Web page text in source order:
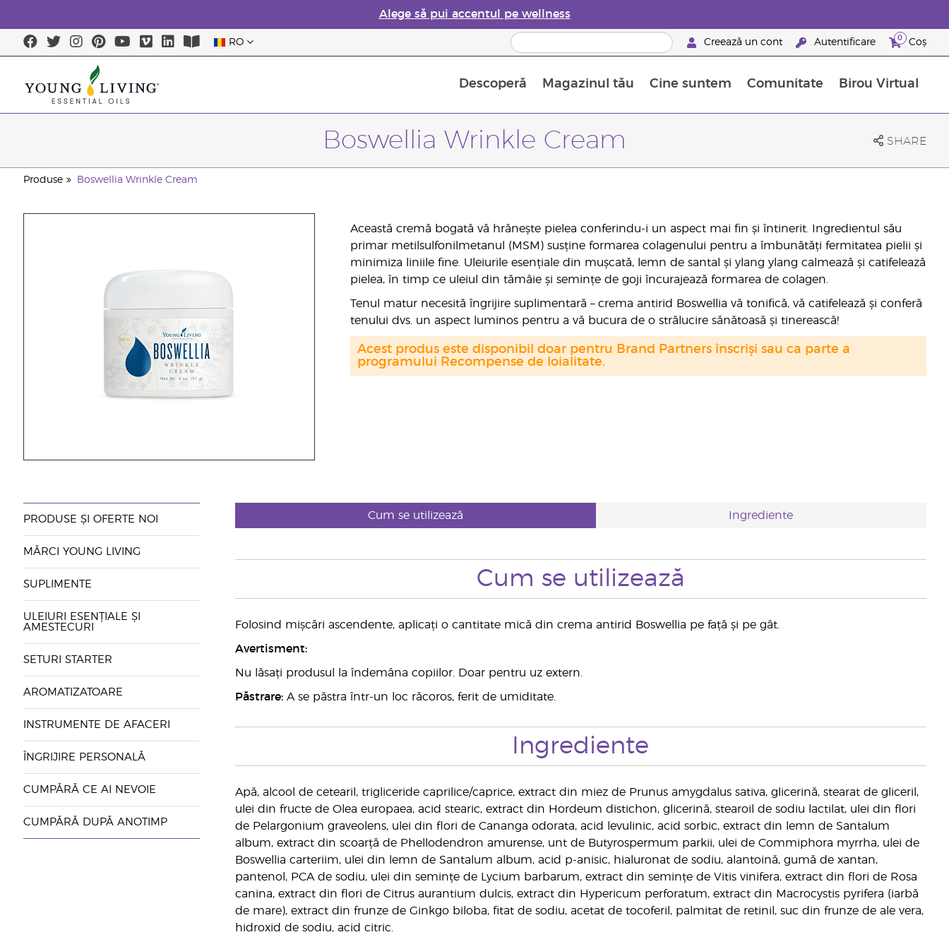
Alege să pui accentul pe wellness
RO Creează un cont Autentificare 0 Coș
Descoperă Magazinul tău Cine suntem Comunitate Birou Virtual
Boswellia Wrinkle Cream SHARE
Produse Boswellia Wrinkle Cream
Această cremă bogată vă hrănește pielea conferindu-i un aspect mai fin și întinerit. Ingredientul său
primar metilsulfonilmetanul (MSM) susține formarea colagenului pentru a îmbunătăți fermitatea pielii și
minimiza liniile fine. Uleiurile esențiale din mușcată, lemn de santal și ylang ylang calmează și catifelează
pielea, în timp ce uleiul din tămâie și semințe de goji încurajează formarea de colagen.
Tenul matur necesită îngrijire suplimentară – crema antirid Boswellia vă tonifică, vă catifelează și conferă
tenului dvs. un aspect luminos pentru a vă bucura de o strălucire sănătoasă și tinerească!
Acest produs este disponibil doar pentru Brand Partners înscriși sau ca parte a
programului Recompense de loialitate.
PRODUSE ȘI OFERTE NOI
MĂRCI YOUNG LIVING
SUPLIMENTE
ULEIURI ESENȚIALE ȘI
AMESTECURI
SETURI STARTER
AROMATIZATOARE
INSTRUMENTE DE AFACERI
ÎNGRIJIRE PERSONALĂ
CUMPĂRĂ CE AI NEVOIE
CUMPĂRĂ DUPĂ ANOTIMP
Cum se utilizează Ingrediente
Cum se utilizează
Folosind mișcări ascendente, aplicați o cantitate mică din crema antirid Boswellia pe față și pe gât.
Avertisment:
Nu lăsați produsul la îndemâna copiilor. Doar pentru uz extern.
Păstrare:A se păstra într-un loc răcoros, ferit de umiditate.
Ingrediente
Apă, alcool de cetearil, trigliceride caprilice/caprice, extract din miez de Prunus amygdalus sativa, glicerină, stearat de gliceril,
ulei din fructe de Olea europaea, acid stearic, extract din Hordeum distichon, glicerină, stearoil de sodiu lactilat, ulei din flori
de Pelargonium graveolens, ulei din flori de Cananga odorata, acid levulinic, acid sorbic, extract din lemn de Santalum
album, extract din scoarță de Phellodendron amurense, unt de Butyrospermum parkii, ulei de Commiphora myrrha, ulei de
Boswellia carteriim, ulei din lemn de Santalum album, acid p-anisic, hialuronat de sodiu, alantoină, gumă de xantan,
pantenol, PCA de sodiu, ulei din semințe de Lycium barbarum, extract din semințe de Vitis vinifera, extract din flori de Rosa
canina, extract din flori de Citrus aurantium dulcis, extract din Hypericum perforatum, extract din Macrocystis pyrifera (iarbă
de mare), extract din frunze de Ginkgo biloba, fitat de sodiu, acetat de tocoferil, palmitat de retinil, suc din frunze de ale vera,
hidroxid de sodiu, acid citric.